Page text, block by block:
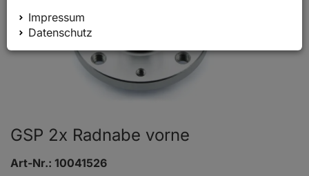
GSP 2x Radnabe vorne
Art-Nr.: 10041526
Impressum
Datenschutz